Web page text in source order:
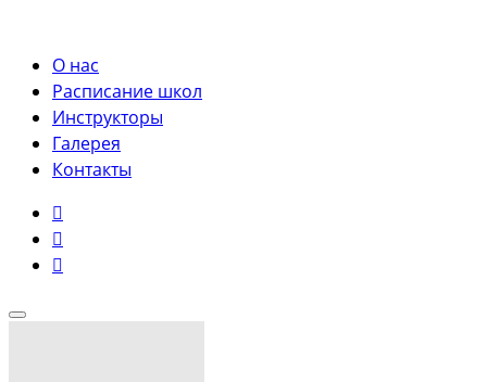
О нас
Расписание школ
Инструкторы
Галерея
Контакты